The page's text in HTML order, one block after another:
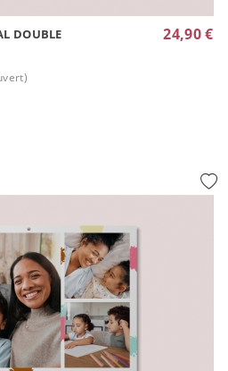
DOUBLE 24,90 €